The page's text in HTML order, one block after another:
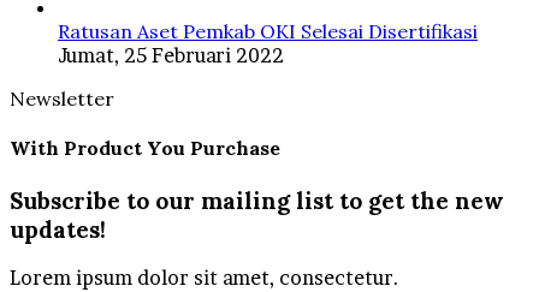
Ratusan Aset Pemkab OKI Selesai Disertifikasi
Jumat, 25 Februari 2022
Newsletter
With Product You Purchase
Subscribe to our mailing list to get the new
updates!
Lorem ipsum dolor sit amet, consectetur.